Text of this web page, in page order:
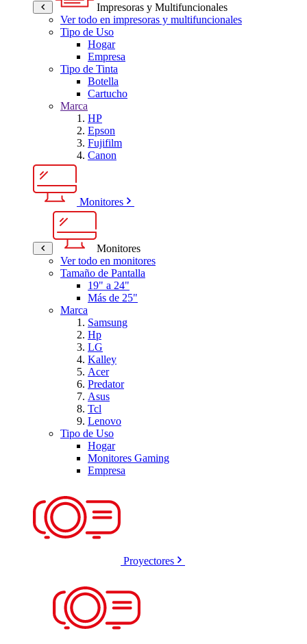
Impresoras y Multifuncionales
Ver todo en impresoras y multifuncionales
Tipo de Uso
Hogar
Empresa
Tipo de Tinta
Botella
Cartucho
Marca
HP
Epson
Fujifilm
Canon
Monitores
Monitores
Ver todo en monitores
Tamaño de Pantalla
19" a 24"
Más de 25"
Marca
Samsung
Hp
LG
Kalley
Acer
Predator
Asus
Tcl
Lenovo
Tipo de Uso
Hogar
Monitores Gaming
Empresa
Proyectores